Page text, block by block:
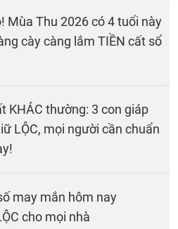
Mùa Thu 2026 có 4 tuổi này
cày càng lắm TIỀN cất sổ
KHÁC thường: 3 con giáp
LỘC, mọi người cần chuẩn
may mắn hôm nay
cho mọi nhà